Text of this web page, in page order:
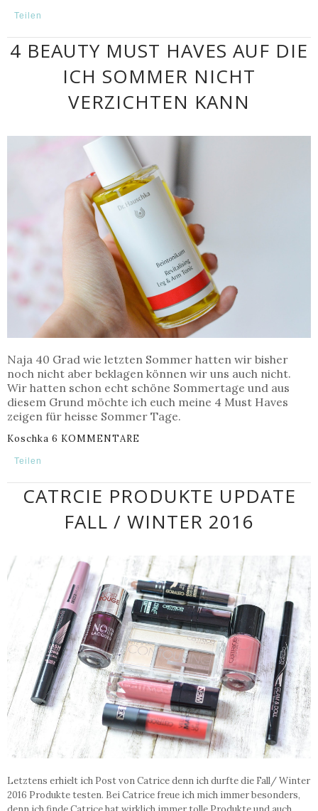
Teilen
4 BEAUTY MUST HAVES AUF DIE
ICH SOMMER NICHT
VERZICHTEN KANN
Naja 40 Grad wie letzten Sommer hatten wir bisher
noch nicht aber beklagen können wir uns auch nicht.
Wir hatten schon echt schöne Sommertage und aus
diesem Grund möchte ich euch meine 4 Must Haves
zeigen für heisse Sommer Tage.
Koschka 6 KOMMENTARE
Teilen
CATRCIE PRODUKTE UPDATE
FALL / WINTER 2016
Letztens erhielt ich Post von Catrice denn ich durfte die Fall/ Winter
2016 Produkte testen. Bei Catrice freue ich mich immer besonders,